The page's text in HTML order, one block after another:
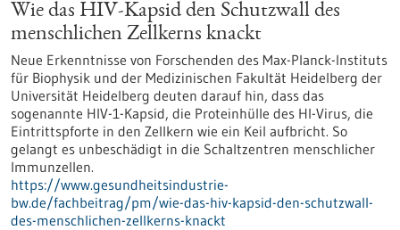
Wie das HIV-Kapsid den Schutzwall des
menschlichen Zellkerns knackt
Neue Erkenntnisse von Forschenden des Max-Planck-Instituts
für Biophysik und der Medizinischen Fakultät Heidelberg der
Universität Heidelberg deuten darauf hin, dass das
sogenannte HIV-1-Kapsid, die Proteinhülle des HI-Virus, die
Eintrittspforte in den Zellkern wie ein Keil aufbricht. So
gelangt es unbeschädigt in die Schaltzentren menschlicher
Immunzellen.
https://www.gesundheitsindustrie-
bw.de/fachbeitrag/pm/wie-das-hiv-kapsid-den-schutzwall-
des-menschlichen-zellkerns-knackt